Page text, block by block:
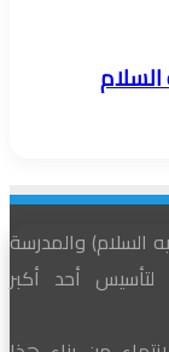
السلام) والمدرسة
لتأسيس أحد أكبر